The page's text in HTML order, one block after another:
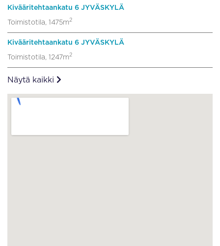
Kivääritehtaankatu 6 JYVÄSKYLÄ
Toimistotila, 1475m2
Kivääritehtaankatu 6 JYVÄSKYLÄ
Toimistotila, 1247m2
Näytä kaikki